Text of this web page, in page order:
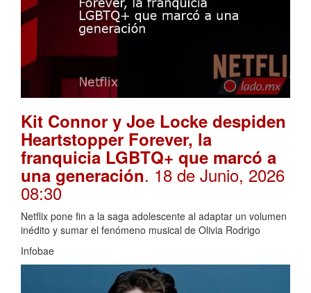
Kit Connor y Joe Locke despiden
Heartstopper Forever, la
franquicia LGBTQ+ que marcó a
una generación. 18 de Junio, 2026
08:30
Netflix pone fin a la saga adolescente al adaptar un volumen
inédito y sumar el fenómeno musical de Olivia Rodrigo
Infobae